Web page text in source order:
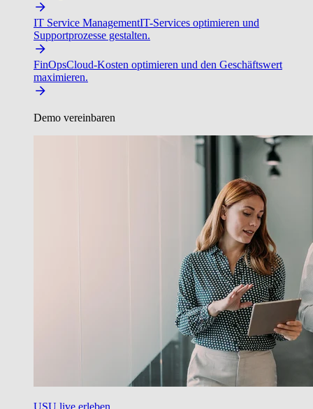
IT Service ManagementIT-Services optimieren und
Supportprozesse gestalten.
FinOpsCloud-Kosten optimieren und den Geschäftswert
maximieren.
Demo vereinbaren
USU live erleben